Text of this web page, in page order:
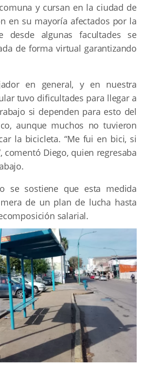
y cursan en la ciudad de
en su mayoría afectados por la
desde algunas facultades se
de forma virtual garantizando
en general, y en nuestra
tuvo dificultades para llegar a
si dependen para esto del
aunque muchos no tuvieron
la bicicleta. “Me fui en bici, si
comentó Diego, quien regresaba
se sostiene que esta medida
de un plan de lucha hasta
salarial.